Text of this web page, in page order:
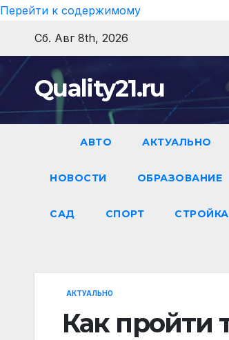
Перейти к содержимому
Сб. Авг 8th, 2026
Quality21.ru
АВТО АКТУАЛЬНО
НОВОСТИ ОБРАЗОВАНИЕ
САД СПОРТ СТРОЙКА
АКТУАЛЬНО
Как пройти